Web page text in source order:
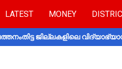
LATEST MONEY
ജില്ലകളിലെ